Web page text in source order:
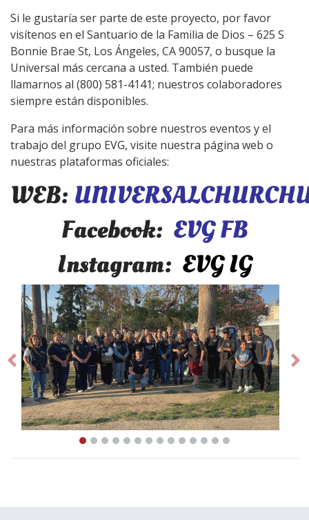
Si le gustaría ser parte de este proyecto, por favor
visítenos en el Santuario de la Familia de Dios – 625 S
Bonnie Brae St, Los Ángeles, CA 90057, o busque la
Universal más cercana a usted. También puede
llamarnos al (800) 581-4141; nuestros colaboradores
siempre están disponibles.
Para más información sobre nuestros eventos y el
trabajo del grupo EVG, visite nuestra página web o
nuestras plataformas oficiales:
WEB:
Facebook: EVG FB
Instagram: EVG IG
Prev